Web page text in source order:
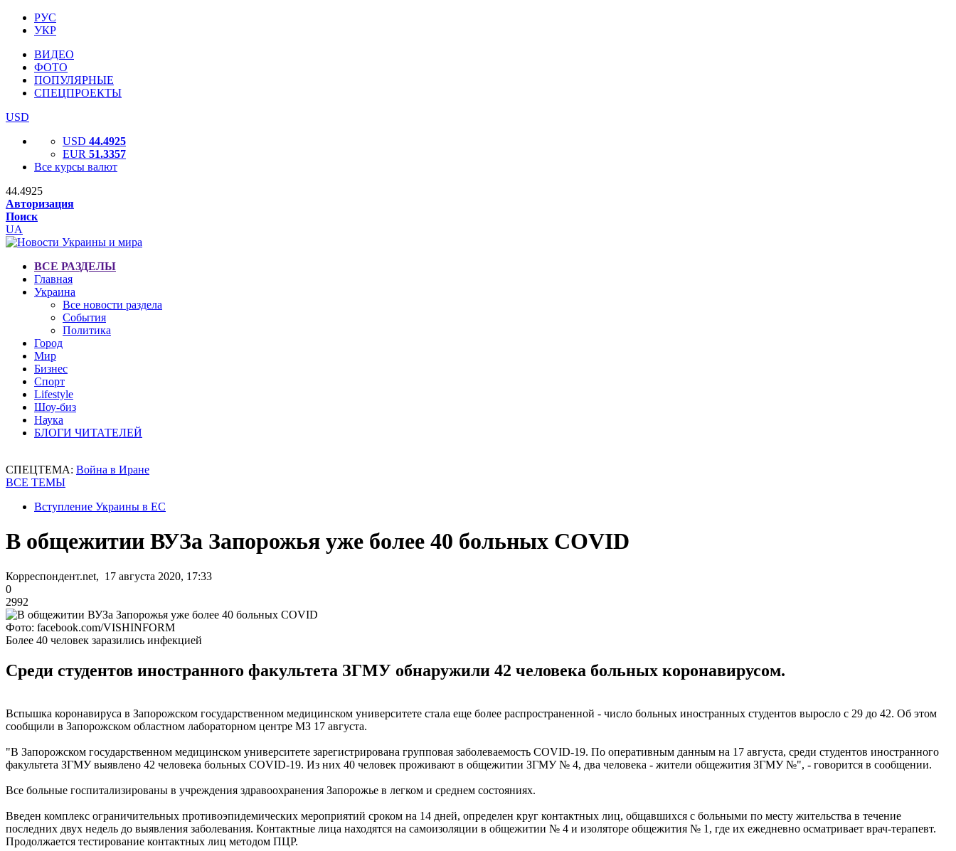
РУС
УКР
ВИДЕО
ФОТО
ПОПУЛЯРНЫЕ
СПЕЦПРОЕКТЫ
USD
USD 44.4925
EUR 51.3357
Все курсы валют
44.4925
Авторизация
Поиск
UA
ВСЕ РАЗДЕЛЫ
Главная
Украина
Все новости раздела
События
Политика
Город
Мир
Бизнес
Спорт
Lifestyle
Шоу-биз
Наука
БЛОГИ ЧИТАТЕЛЕЙ
СПЕЦТЕМА: Война в Иране
ВСЕ ТЕМЫ
Вступление Украины в ЕС
В общежитии ВУЗа Запорожья уже более 40 больных COVID
Корреспондент.net, 17 августа 2020, 17:33
0
2992
Фото: facebook.com/VISHINFORM
Более 40 человек заразились инфекцией
Среди студентов иностранного факультета ЗГМУ обнаружили 42 человека больных коронавирусом.
Вспышка коронавируса в Запорожском государственном медицинском университете стала еще более распространенной - число больных иностранных студентов выросло с 29 до 42. Об этом
сообщили в Запорожском областном лабораторном центре МЗ 17 августа.
"В Запорожском государственном медицинском университете зарегистрирована групповая заболеваемость COVID-19. По оперативным данным на 17 августа, среди студентов иностранного
факультета ЗГМУ выявлено 42 человека больных COVID-19. Из них 40 человек проживают в общежитии ЗГМУ № 4, два человека - жители общежития ЗГМУ №", - говорится в сообщении.
Все больные госпитализированы в учреждения здравоохранения Запорожье в легком и среднем состояниях.
Введен комплекс ограничительных противоэпидемических мероприятий сроком на 14 дней, определен круг контактных лиц, общавшихся с больными по месту жительства в течение
последних двух недель до выявления заболевания. Контактные лица находятся на самоизоляции в общежитии № 4 и изоляторе общежития № 1, где их ежедневно осматривает врач-терапевт.
Продолжается тестирование контактных лиц методом ПЦР.